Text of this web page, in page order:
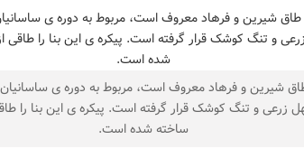
شیرین و فرهاد معروف است، مربوط به دوره ی
زرعی و تنگ کوشک قرار گرفته است. پیکره ی این بنا
ساخته شده است.